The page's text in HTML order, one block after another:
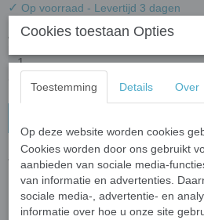
✓ Op voorraad - Levertijd 3 dagen
Aantal
Tuin van Banban
Deze grappige knuffel is 24cm groot.
Cookies toestaan Opties
Toestemming Details Over
Op deze website worden cookies
Cookies worden door ons gebruikt
aanbieden van sociale media-
van informatie en advertenties.
sociale media-, advertentie- en
informatie over hoe u onze site